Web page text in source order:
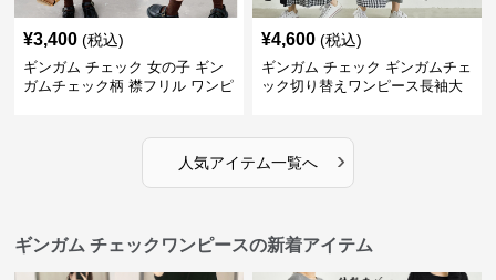
¥3,400 (税込)
ギンガム チェック 女の子 ギン
ガムチェック柄 襟フリル ワンピ
¥4,600 (税込)
ギンガム チェック ギンガムチェ
ック切り替えワンピース長袖大
人気アイテム一覧へ ›
ギンガム チェックワンピースの新着アイテム